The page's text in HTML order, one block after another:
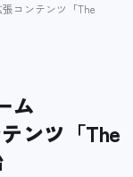
コンテンツ「The
ム
ンツ「The